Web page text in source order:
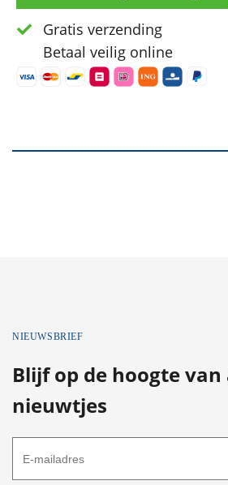
Gratis verzending
Betaal veilig online
NIEUWSBRIEF
Blijf op de hoogte van
nieuwtjes